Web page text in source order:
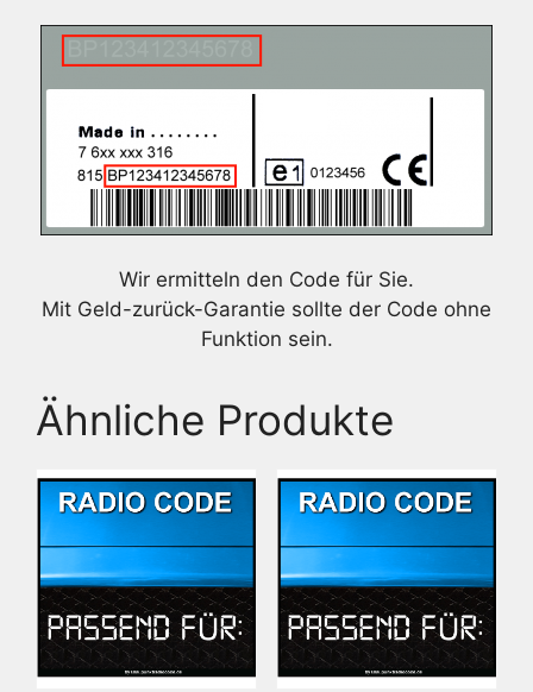
Wir ermitteln den Code für Sie.
Mit Geld-zurück-Garantie sollte der Code ohne
Funktion sein.
Ähnliche Produkte